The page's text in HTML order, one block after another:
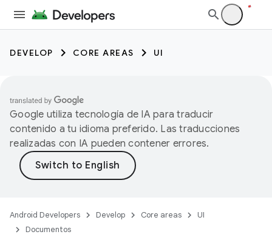
DEVELOP CORE AREAS UI
Google utiliza tecnología de IA para traducir
contenido a tu idioma preferido. Las traducciones
realizadas con IA pueden contener errores.
Android Developers Develop Core areas
UI
Documentos